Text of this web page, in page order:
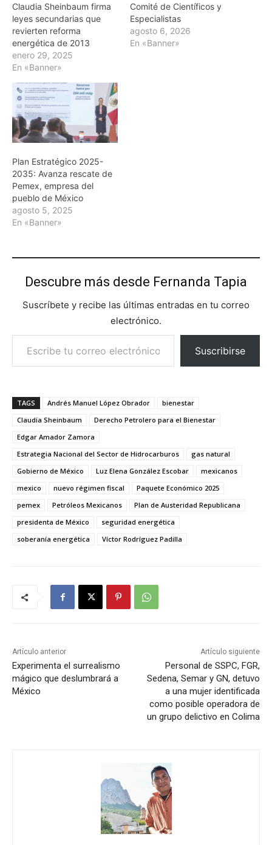
Claudia Sheinbaum firma
leyes secundarias que
revierten reforma
energética de 2013
enero 29, 2025
En «Banner»
Comité de Científicos y
Especialistas
agosto 6, 2026
En «Banner»
Plan Estratégico 2025-
2035: Avanza rescate de
Pemex, empresa del
pueblo de México
agosto 5, 2025
En «Banner»
Descubre más desde Fernanda Tapia
Suscríbete y recibe las últimas entradas en tu correo
electrónico.
Escribe tu correo electrónico…
Suscribirse
TAGS Andrés Manuel López Obrador
bienestar
Claudia Sheinbaum
Derecho Petrolero para el Bienestar
Edgar Amador Zamora
Estrategia Nacional del Sector de Hidrocarburos
gas natural
Gobierno de México
Luz Elena González Escobar
mexicanos
mexico
nuevo régimen fiscal
Paquete Económico 2025
pemex
Petróleos Mexicanos
Plan de Austeridad Republicana
presidenta de México
seguridad energética
soberanía energética
Víctor Rodríguez Padilla
Artículo anterior
Experimenta el surrealismo
mágico que deslumbrará a
México
Artículo siguiente
Personal de SSPC, FGR,
Sedena, Semar y GN, detuvo
a una mujer identificada
como posible operadora de
un grupo delictivo en Colima